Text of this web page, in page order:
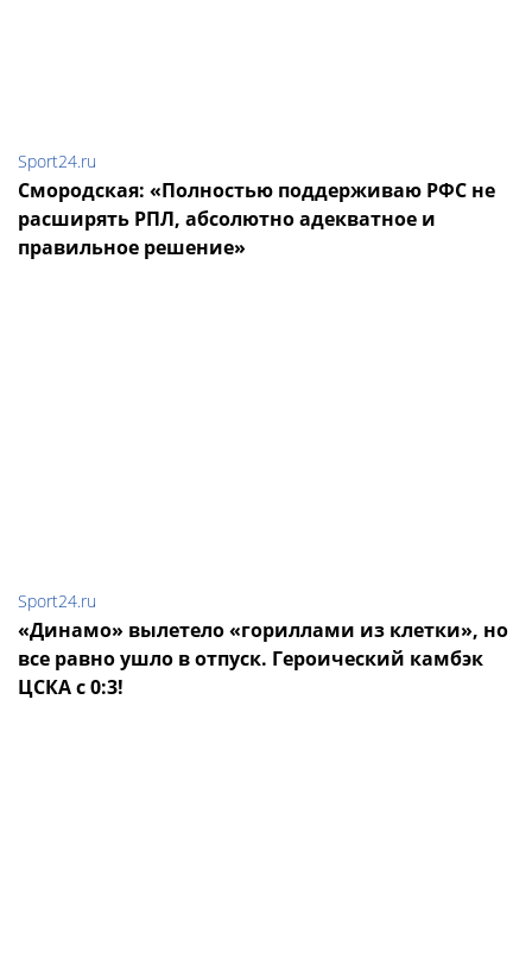
Sport24.ru
Смородская: «Полностью поддерживаю РФС не
расширять РПЛ, абсолютно адекватное и
правильное решение»
Sport24.ru
«Динамо» вылетело «гориллами из клетки», но
все равно ушло в отпуск. Героический камбэк
ЦСКА с 0:3!